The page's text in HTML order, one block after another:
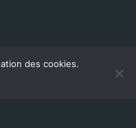
des cookies.